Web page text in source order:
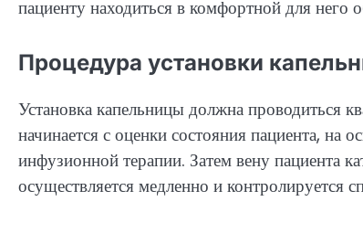
пациенту находиться в комфортной для него
Процедура установки
Установка капельницы должна проводиться
начинается с оценки состояния пациента, на
инфузионной терапии. Затем вену пациента
осуществляется медленно и контролируется